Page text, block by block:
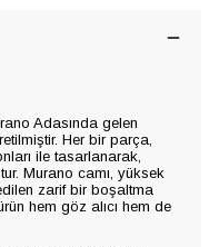
Adasında gelen
Her bir parça,
ile tasarlanarak,
Murano camı, yüksek
zarif bir boşaltma
hem göz alıcı hem de